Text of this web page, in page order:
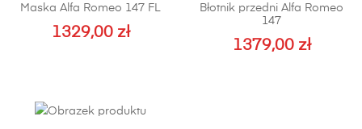
1029,00 zł
wariantów.
Opcje
stronie
1329,00 zł
wariantów.
można
Maska Alfa Romeo 147 FL
1329,00 zł
Błotnik przedni Alfa Romeo
147
1379,00 zł